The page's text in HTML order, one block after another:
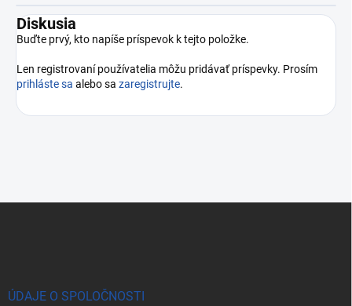
Diskusia
Buďte prvý, kto napíše príspevok k tejto položke.
Len registrovaní používatelia môžu pridávať príspevky. Prosím
prihláste sa alebo sa zaregistrujte.
ÚDAJE O SPOLOČNOSTI